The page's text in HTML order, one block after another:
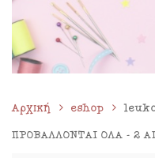
Αρχική eshop
ΠΡΟΒΆΛΛΟΝΤΑΙ ΌΛΑ - 2